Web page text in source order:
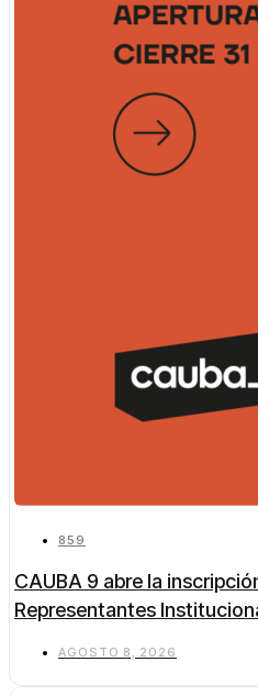
859
CAUBA 9 abre la
Representantes
AGOSTO 8, 2026